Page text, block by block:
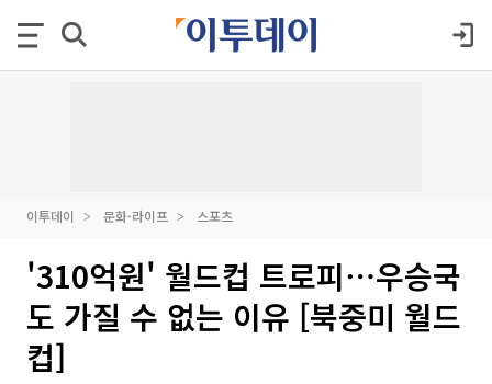
이투데이 문화·라이프 스포츠
'310억원' 월드컵 트로피⋯우승국
도 가질 수 없는 이유 [북중미 월드
컵]